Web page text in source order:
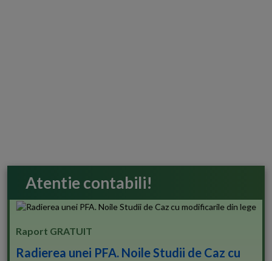
Atentie contabili!
Raport GRATUIT
Radierea unei PFA. Noile Studii de Caz cu